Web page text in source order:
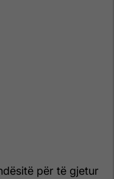
për të gjetur